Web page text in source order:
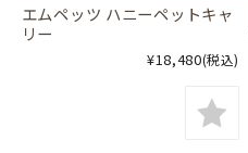
エムペッツ ハニーペットキャ
リー
¥18,480(税込)